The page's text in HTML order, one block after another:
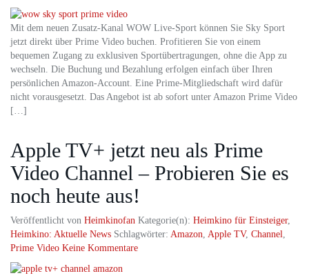
Mit dem neuen Zusatz-Kanal WOW Live-Sport können Sie Sky Sport
jetzt direkt über Prime Video buchen. Profitieren Sie von einem
bequemen Zugang zu exklusiven Sportübertragungen, ohne die App zu
wechseln. Die Buchung und Bezahlung erfolgen einfach über Ihren
persönlichen Amazon-Account. Eine Prime-Mitgliedschaft wird dafür
nicht vorausgesetzt. Das Angebot ist ab sofort unter Amazon Prime Video
[…]
Apple TV+ jetzt neu als Prime
Video Channel – Probieren Sie es
noch heute aus!
Veröffentlicht von Heimkinofan Kategorie(n): Heimkino für Einsteiger,
Heimkino: Aktuelle News Schlagwörter: Amazon, Apple TV, Channel,
Prime Video Keine Kommentare